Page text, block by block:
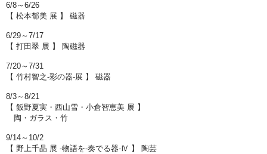
6/8～6/26
【 松本郁美 展 】 磁器
6/29～7/17
【 打田翠 展 】 陶磁器
7/20～7/31
【 竹村智之-彩の器-展 】 磁器
8/3～8/21
【 飯野夏実・西山雪・小倉智恵美 展 】
陶・ガラス・竹
9/14～10/2
【 野上千晶 展 -物語を-奏でる器-Ⅳ 】 陶芸